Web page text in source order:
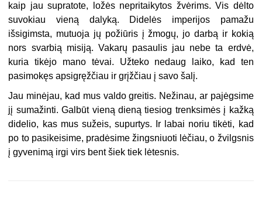
kaip jau supratote, ložės nepritaikytos žvėrims. Vis dėlto
suvokiau vieną dalyką. Didelės imperijos pamažu
išsigimsta, mutuoja jų požiūris į žmogų, jo darbą ir kokią
nors svarbią misiją. Vakarų pasaulis jau nebe ta erdvė,
kuria tikėjo mano tėvai. Užteko nedaug laiko, kad ten
pasimokęs apsigręžčiau ir grįžčiau į savo šalį.
Jau minėjau, kad mus valdo greitis. Nežinau, ar pajėgsime
jį sumažinti. Galbūt vieną dieną tiesiog trenksimės į kažką
didelio, kas mus sužeis, supurtys. Ir labai noriu tikėti, kad
po to pasikeisime, pradėsime žingsniuoti lėčiau, o žvilgsnis
į gyvenimą irgi virs bent šiek tiek lėtesnis.